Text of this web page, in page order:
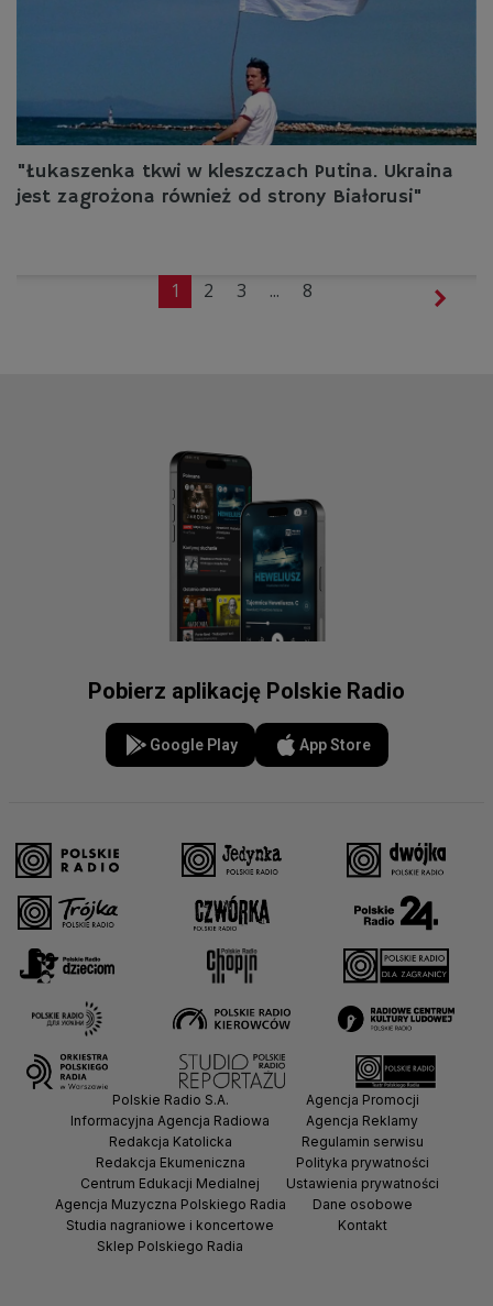
"Łukaszenka tkwi w kleszczach Putina. Ukraina
jest zagrożona również od strony Białorusi"
1 2 3 ... 8
Pobierz aplikację Polskie Radio
Google Play App Store
Polskie Radio S.A.
Informacyjna Agencja Radiowa
Redakcja Katolicka
Redakcja Ekumeniczna
Centrum Edukacji Medialnej
Agencja Muzyczna Polskiego Radia
Studia nagraniowe i koncertowe
Sklep Polskiego Radia
Agencja Promocji
Agencja Reklamy
Regulamin serwisu
Polityka prywatności
Ustawienia prywatności
Dane osobowe
Kontakt